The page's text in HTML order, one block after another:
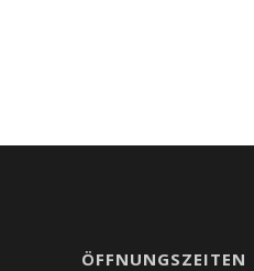
ÖFFNUNGSZEITEN